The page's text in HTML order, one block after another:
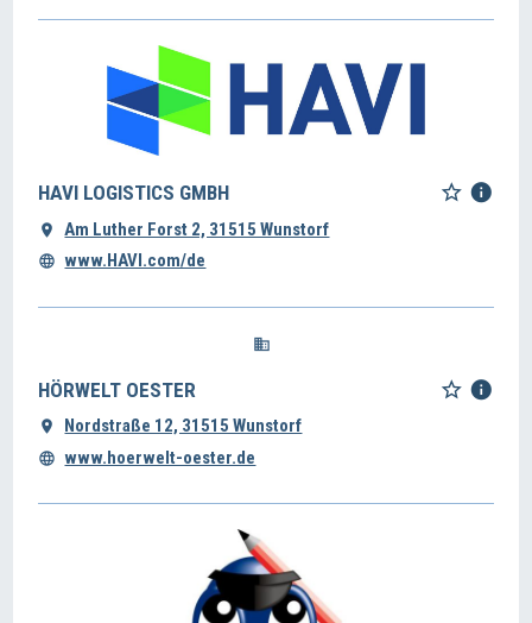
HAVI LOGISTICS GMBH
Am Luther Forst 2, 31515 Wunstorf
www.HAVI.com/de
HÖRWELT OESTER
Nordstraße 12, 31515 Wunstorf
www.hoerwelt-oester.de